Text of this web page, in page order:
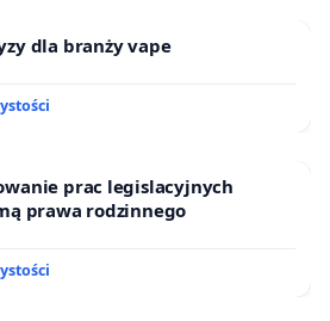
dla branży vape
prac legislacyjnych
prawa rodzinnego